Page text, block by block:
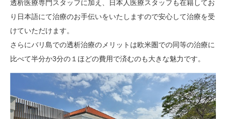
透析医療専門スタッフに加え、日本人医療スタッフも在籍してお
り日本語にて治療のお手伝いをいたしますので安心して治療を受
けていただけます。
さらにバリ島での透析治療のメリットは欧米圏での同等の治療に
比べて半分か3分の１ほどの費用で済むのも大きな魅力です。